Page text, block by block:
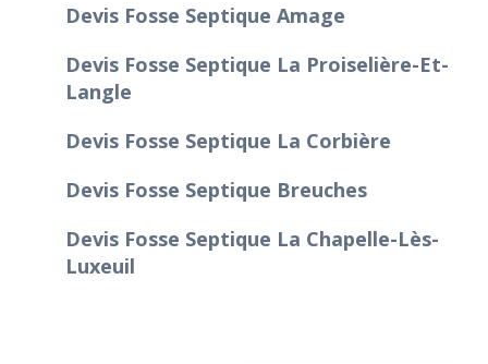
Devis Fosse Septique Amage
Devis Fosse Septique La Proiselière-Et-
Langle
Devis Fosse Septique La Corbière
Devis Fosse Septique Breuches
Devis Fosse Septique La Chapelle-Lès-
Luxeuil